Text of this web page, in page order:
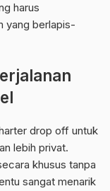
harus
yang berlapis-
drop off untuk
lebih privat.
khusus tanpa
sangat menarik